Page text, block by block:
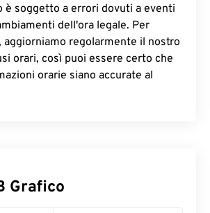
è soggetto a errori dovuti a eventi
dell'ora legale. Per
regolarmente il nostro
orari, così puoi essere certo che
orarie siano accurate al
Grafico